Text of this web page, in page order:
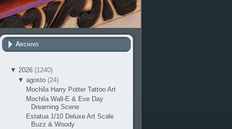
Archivo
▼ 2026 (1240)
▼agosto(24)
Mochila Harry Potter Tattoo Art
Mochila Wall-E & Eve Day
Dreaming Scene
Estatua 1/10 Deluxe Art Scale
Buzz & Woody